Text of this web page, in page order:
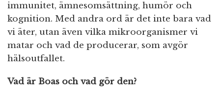
immunitet, ämnesomsättning, humör och
kognition. Med andra ord är det inte bara vad
vi äter, utan även vilka mikroorganismer vi
matar och vad de producerar, som avgör
hälsoutfallet.
Vad är Boas och vad gör den?